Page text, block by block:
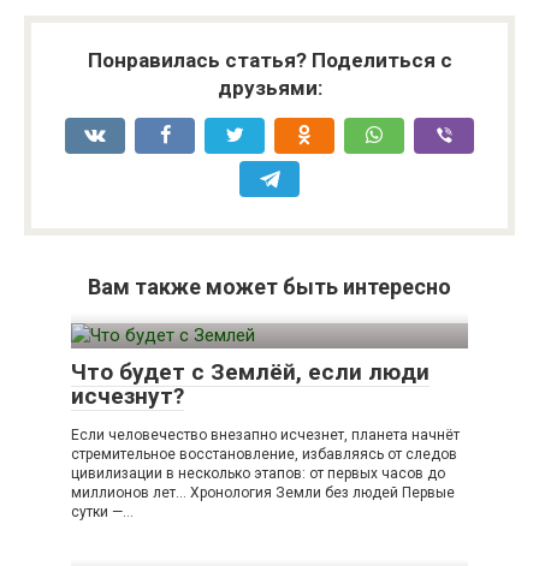
Понравилась статья? Поделиться с
друзьями:
Вам также может быть интересно
Что будет с Землёй, если люди
исчезнут?
Если человечество внезапно исчезнет, планета начнёт
стремительное восстановление, избавляясь от следов
цивилизации в несколько этапов: от первых часов до
миллионов лет… Хронология Земли без людей Первые
сутки —…